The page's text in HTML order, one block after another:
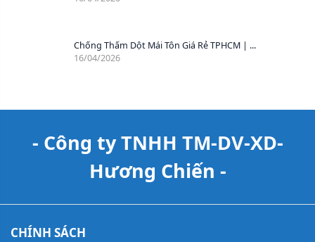
Chống Thấm Dột Mái Tôn Giá Rẻ TPHCM | ...
16/04/2026
- Công ty TNHH TM-DV-XD-
Hương Chiến -
CHÍNH SÁCH